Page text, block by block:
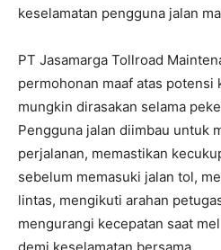
keselamatan pengguna jalan
PT Jasamarga Tollroad
permohonan maaf atas potensi
mungkin dirasakan selama
Pengguna jalan diimbau untuk
perjalanan, memastikan
sebelum memasuki jalan tol,
lintas, mengikuti arahan
mengurangi kecepatan saat